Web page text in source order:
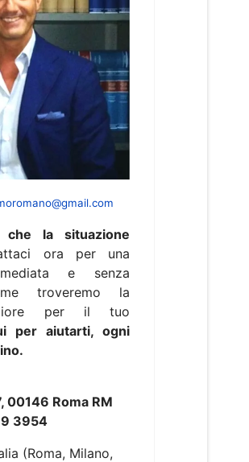
che la situazione
ora per una
e senza
troveremo la
per il tuo
per aiutarti, ogni
00146 Roma RM
3954
(Roma, Milano,